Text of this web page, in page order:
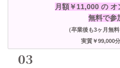
月額￥11,000 の オ
無料で参
（卒業後も3ヶ月無
実質￥99,000
03